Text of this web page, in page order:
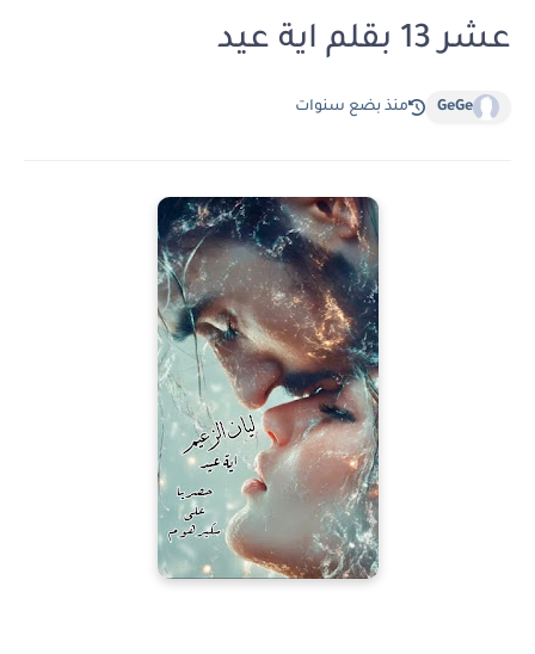
عشر 13 بقلم اية عيد
GeGe منذ بضع سنوات